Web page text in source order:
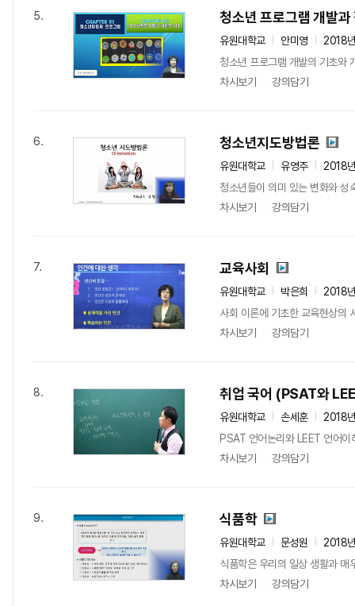
5. 청소년 프로그램 개발과
유원대학교 안미영
2018
청소년 프로그램 개발의 기초와
차시보기
강의담기
6. 청소년지도방법론
유원대학교 유영주
2018
청소년들이 의미 있는 변화와 성
차시보기
강의담기
7. 교육사회
유원대학교 박은희
2018
사회 이론에 기초한 교육현상의
차시보기
강의담기
8. 취업 국어 (PSAT와
유원대학교 손세훈
2018
PSAT 언어논리와 LEET 언어이
차시보기
강의담기
9. 식품학
유원대학교 문성원
2018
식품학은 우리의 일상 생활과 매
차시보기
강의담기